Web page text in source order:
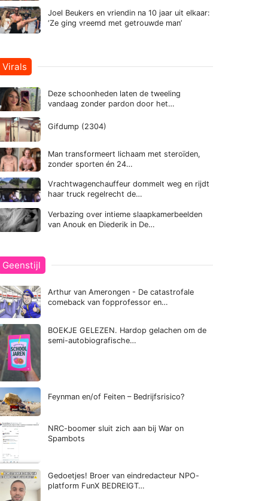
Joel Beukers en vriendin na 10 jaar uit elkaar:
‘Ze ging vreemd met getrouwde man’
Virals
Deze schoonheden laten de tweeling
vandaag zonder pardon door het…
Gifdump (2304)
Man transformeert lichaam met steroïden,
zonder sporten én 24…
Vrachtwagenchauffeur dommelt weg en rijdt
haar truck regelrecht de…
Verbazing over intieme slaapkamerbeelden
van Anouk en Diederik in De…
Geenstijl
Arthur van Amerongen - De catastrofale
comeback van fopprofessor en…
BOEKJE GELEZEN. Hardop gelachen om de
semi-autobiografische…
Feynman en/of Feiten – Bedrijfsrisico?
NRC-boomer sluit zich aan bij War on
Spambots
Gedoetjes! Broer van eindredacteur NPO-
platform FunX BEDREIGT…